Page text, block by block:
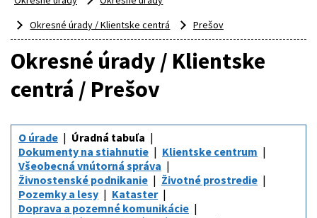
Okresné úrady / Klientske centrá
Prešov
Okresné úrady / Klientske
centrá / Prešov
O úrade
Úradná tabuľa
Dokumenty na stiahnutie
Klientske centrum
Všeobecná vnútorná správa
Živnostenské podnikanie
Životné prostredie
Pozemky a lesy
Kataster
Doprava a pozemné komunikácie